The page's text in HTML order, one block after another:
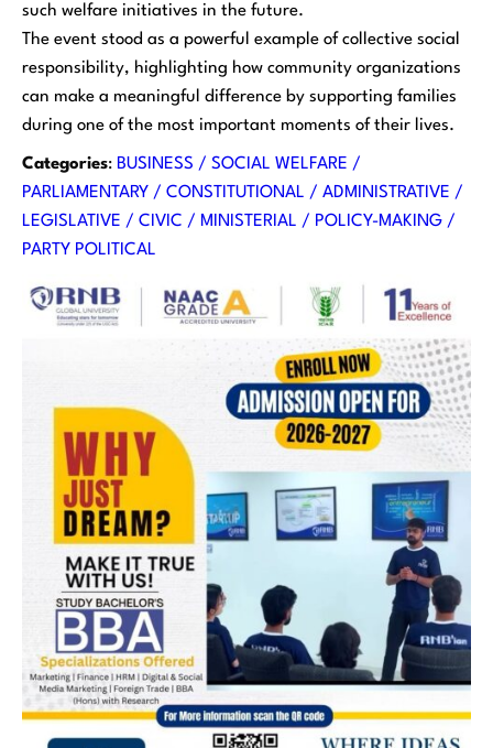
such welfare initiatives in the future.
The event stood as a powerful example of collective social
responsibility, highlighting how community organizations
can make a meaningful difference by supporting families
during one of the most important moments of their lives.
Categories: BUSINESS / SOCIAL WELFARE /
PARLIAMENTARY / CONSTITUTIONAL / ADMINISTRATIVE /
LEGISLATIVE / CIVIC / MINISTERIAL / POLICY-MAKING /
PARTY POLITICAL